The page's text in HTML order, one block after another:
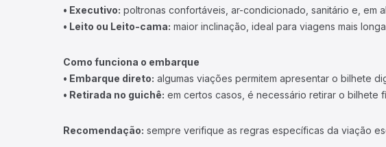
• Executivo: poltronas confortáveis, ar-condicionado, sanitário e, em
• Leito ou Leito-cama: maior inclinação, ideal para viagens mais
Como funciona o embarque
• Embarque direto: algumas viações permitem apresentar o bilhete
• Retirada no guichê: em certos casos, é necessário retirar o bilhete
Recomendação: sempre verifique as regras específicas da viação